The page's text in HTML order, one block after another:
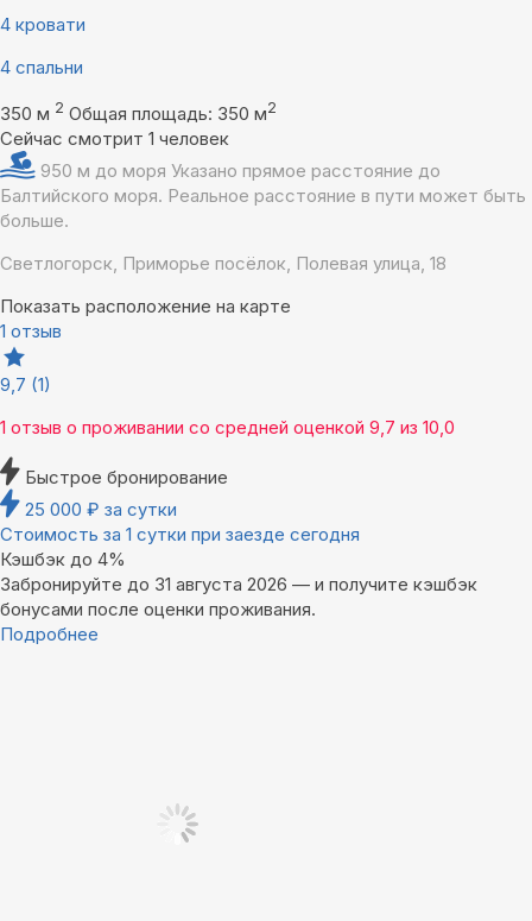
4 кровати
4 спальни
350 м 2 Общая площадь: 350 м2
Сейчас смотрит 1 человек
950 м до моря Указано прямое расстояние до
Балтийского моря. Реальное расстояние в пути может быть
больше.
Светлогорск, Приморье посёлок, Полевая улица, 18
Показать расположение на карте
1 отзыв
9,7 (1)
1 отзыв о проживании со средней оценкой 9,7 из 10,0
Быстрое бронирование
25 000 ₽ за сутки
Стоимость за 1 сутки при заезде сегодня
Кэшбэк до 4%
Забронируйте до 31 августа 2026 — и получите кэшбэк
бонусами после оценки проживания.
Подробнее